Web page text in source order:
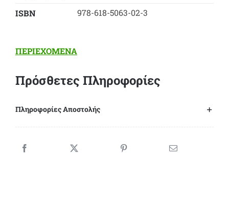
ΙSBN
978-618-5063-02-3
ΠΕΡΙΕΧΟΜΕΝΑ
Πρόσθετες Πληροφορίες
Πληροφορίες Αποστολής